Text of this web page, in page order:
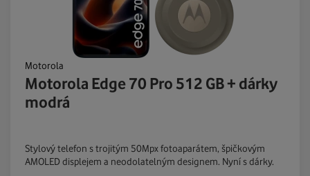
Motorola
Motorola Edge 70 Pro 512 GB + dárky
modrá
Stylový telefon s trojitým 50Mpx fotoaparátem, špičkovým
AMOLED displejem a neodolatelným designem. Nyní s dárky.